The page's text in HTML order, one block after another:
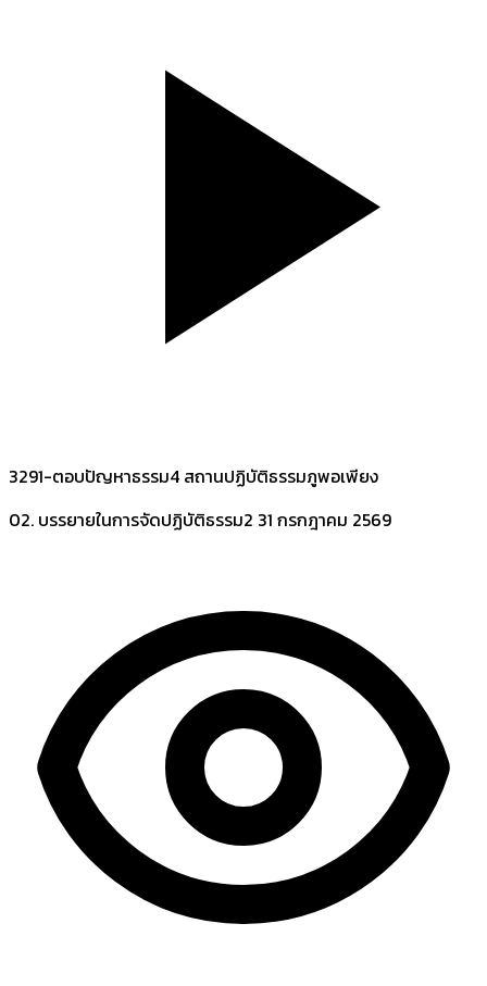
3291-ตอบปัญหาธรรม4 สถานปฏิบัติธรรมภูพอเพียง
02. บรรยายในการจัดปฏิบัติธรรม2 31 กรกฎาคม 2569